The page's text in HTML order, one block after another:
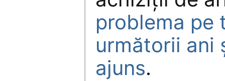
problema pe
următorii ani
ajuns.